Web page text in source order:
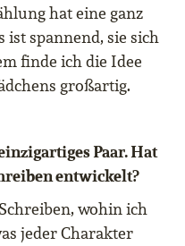
hat eine ganz
ist spannend, sie sich
finde ich die Idee
großartig.
Paar. Hat
entwickelt?
wohin ich
jeder Charakter